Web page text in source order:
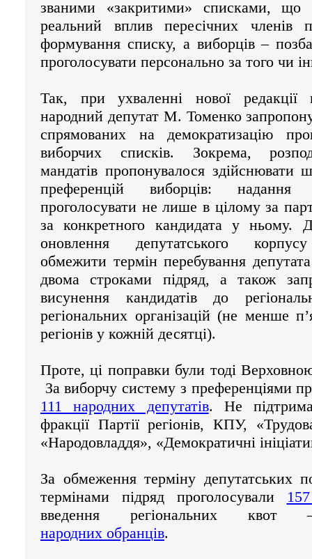
званими «закритими» списками, що
реальний вплив пересічних членів
формування списку, а виборців –
проголосувати персонально за того чи
Так, при ухваленні нової редакції
народний депутат М. Томенко
спрямованих на демократизацію
виборчих списків. Зокрема,
мандатів пропонувалося здійснювати
преференцій виборців:
проголосувати не лише в цілому за
за конкретного кандидата у ньому.
оновлення депутатського
обмежити термін перебування
двома строками підряд, а також
висунення кандидатів до
регіональних організацій (не менше
регіонів у кожній десятці).
Проте, ці поправки були тоді
За виборчу систему з преференціями
111 народних депутатів. Не
фракції Партії регіонів, КПУ,
«Народовладдя», «Демократичні
За обмеження терміну депутатських
термінами підряд проголосували
введення регіональних
народних обранців.